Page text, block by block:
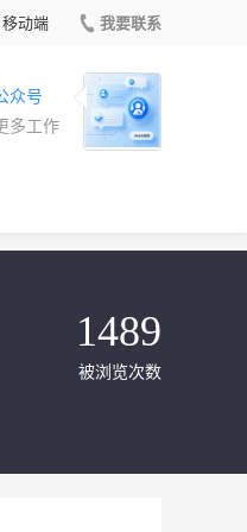
移动端 我要联系
众号
多工作
1489
被浏览次数